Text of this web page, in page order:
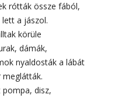
rótták össze fából,
a jászol.
körüle
dámák,
nyaldosták a lábát
meglátták.
disz,